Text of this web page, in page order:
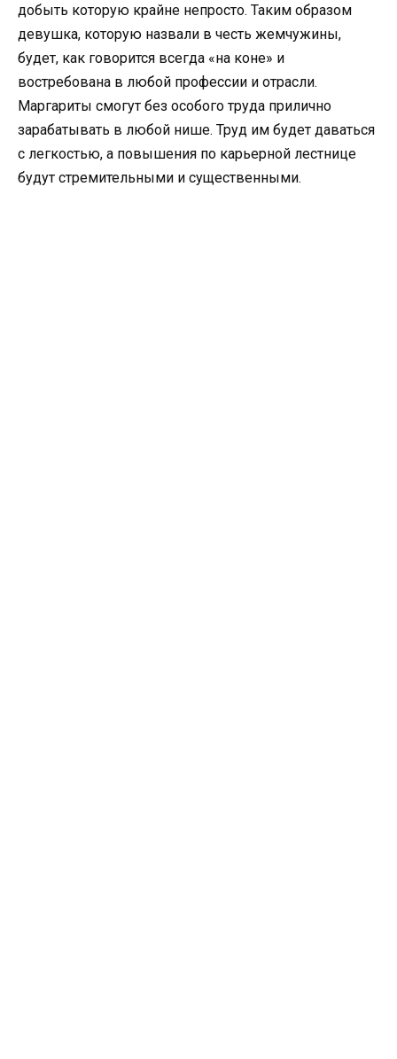
добыть которую крайне непросто. Таким образом
девушка, которую назвали в честь жемчужины,
будет, как говорится всегда «на коне» и
востребована в любой профессии и отрасли.
Маргариты смогут без особого труда прилично
зарабатывать в любой нише. Труд им будет даваться
с легкостью, а повышения по карьерной лестнице
будут стремительными и существенными.